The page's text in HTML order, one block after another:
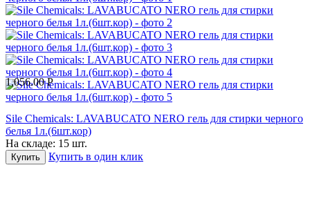
1,056.00 Р
Sile Chemicals: LAVABUCATO NERO гель для стирки черного
белья 1л.(6шт.кор)
На складе: 15 шт.
Купить Купить в один клик